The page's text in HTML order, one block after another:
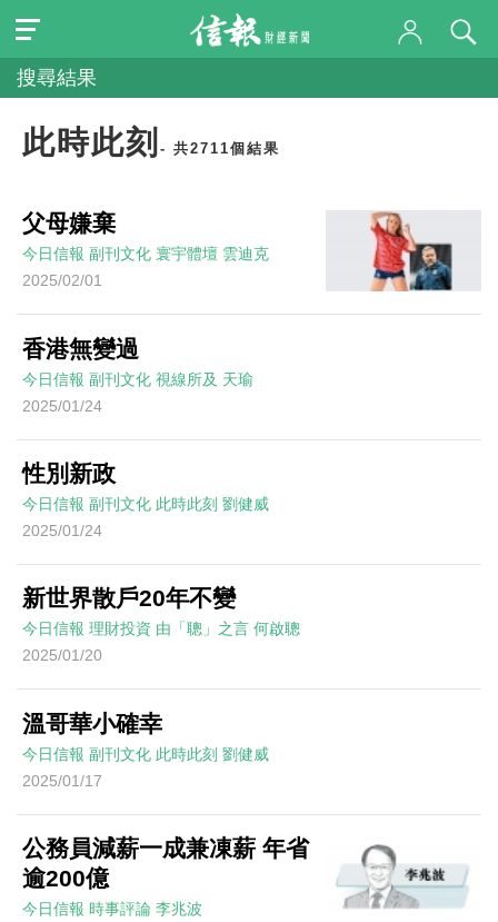
搜尋結果
此時此刻 - 共2711個結果
父母嫌棄
今日信報 副刊文化 寰宇體壇 雲迪克
2025/02/01
香港無變過
今日信報 副刊文化 視線所及 天瑜
2025/01/24
性別新政
今日信報 副刊文化 此時此刻 劉健威
2025/01/24
新世界散戶20年不變
今日信報 理財投資 由「聰」之言 何啟聰
2025/01/20
溫哥華小確幸
今日信報 副刊文化 此時此刻 劉健威
2025/01/17
公務員減薪一成兼凍薪 年省
逾200億
今日信報 時事評論 李兆波